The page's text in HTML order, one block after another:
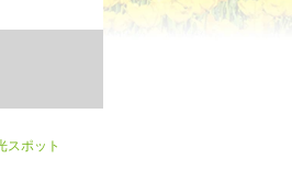
スポット